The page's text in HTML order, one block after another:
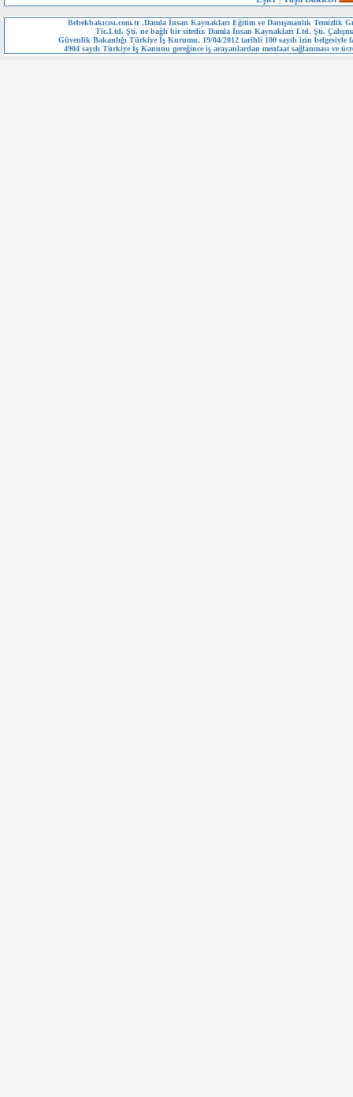
Bebekbakıcısı.com.tr .Damla İnsan Kaynakları Eğitim ve Danışmanlık Temizlik
Tic.Ltd. Şti. ne bağlı bir sitedir. Damla İnsan Kaynakları Ltd. Şti.
Güvenlik Bakanlığı Türkiye İş Kurumu, 19/04/2012 tarihli 100 sayılı izin belgesiyle
4904 sayılı Türkiye İş Kanunu gereğince iş arayanlardan menfaat sağlanması ve